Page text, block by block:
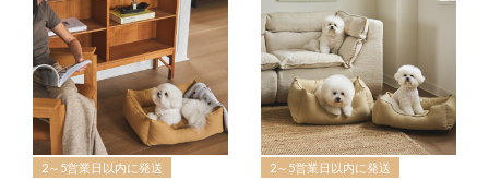
2～5営業日以内に発送 2～5営業日以内に発送